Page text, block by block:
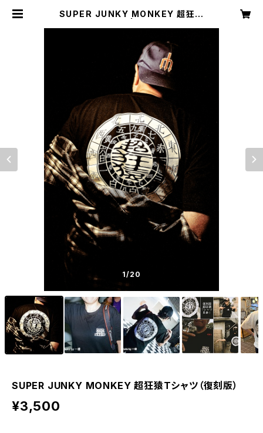
SUPER JUNKY MONKEY 超狂猿
1/20
SUPER JUNKY MONKEY 超狂猿Tシャツ（復刻版）
¥3,500